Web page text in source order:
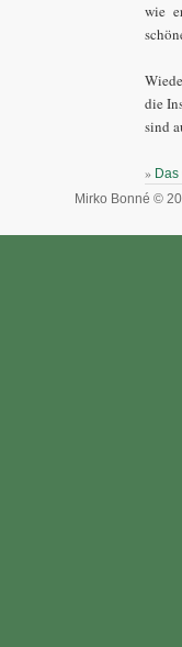
wie
die
sind
» Das
Mirko Bonné ©